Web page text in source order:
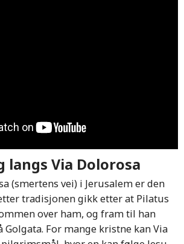
langs Via Dolorosa
(smertens vei) i Jerusalem er den
tradisjonen gikk etter at Pilatus
over ham, og fram til han
Golgata. For mange kristne kan Via